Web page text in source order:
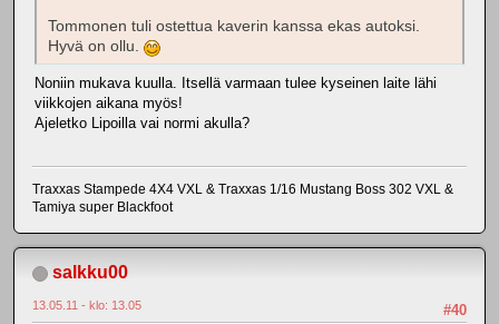
Tommonen tuli ostettua kaverin kanssa ekas autoksi.
Hyvä on ollu.
Noniin mukava kuulla. Itsellä varmaan tulee kyseinen laite lähi
viikkojen aikana myös!
Ajeletko Lipoilla vai normi akulla?
Traxxas Stampede 4X4 VXL & Traxxas 1/16 Mustang Boss 302 VXL &
Tamiya super Blackfoot
salkku00
#40
13.05.11 - klo: 13.05